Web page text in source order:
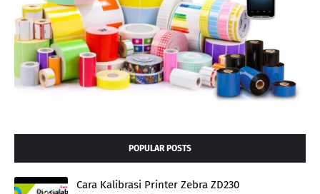
POPULAR POSTS
Cara Kalibrasi Printer Zebra ZD230